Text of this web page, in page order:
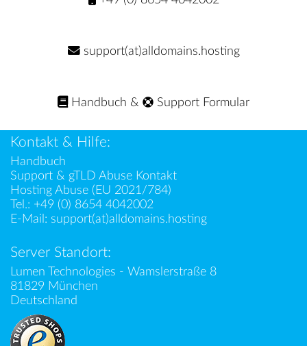
support(at)alldomains.hosting
Handbuch & Support Formular
Kontakt & Hilfe:
Handbuch
Support & gTLD Abuse Kontakt
Hosting Abuse (EU 2021/784)
Tel.: +49 (0) 8654 4042002
E-Mail: support(at)alldomains.hosting
Server Standort:
Lumen Technologies - Wamslerstraße 8
81829 München
Deutschland